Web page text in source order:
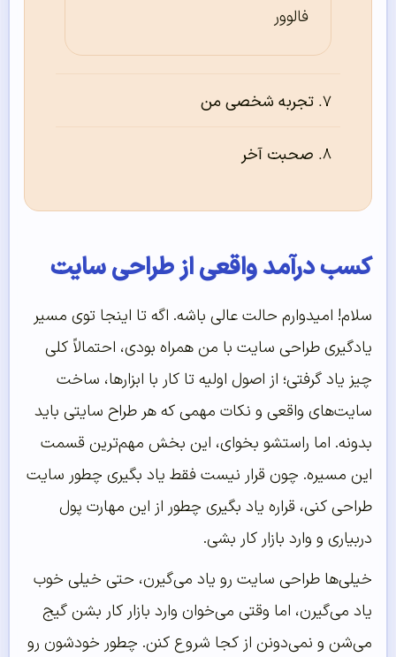
فالوور
تجربه شخصی من
صحبت آخر
کسب درآمد واقعی از طراحی سایت
سلام! امیدوارم حالت عالی باشه. اگه تا اینجا توی مسیر
یادگیری طراحی سایت با من همراه بودی، احتمالاً کلی
چیز یاد گرفتی؛ از اصول اولیه تا کار با ابزارها، ساخت
سایت‌های واقعی و نکات مهمی که هر طراح سایتی باید
بدونه. اما راستشو بخوای، این بخش مهم‌ترین قسمت
این مسیره. چون قرار نیست فقط یاد بگیری چطور سایت
طراحی کنی، قراره یاد بگیری چطور از این مهارت پول
دربیاری و وارد بازار کار بشی.
خیلی‌ها طراحی سایت رو یاد می‌گیرن، حتی خیلی خوب
یاد می‌گیرن، اما وقتی می‌خوان وارد بازار کار بشن گیج
می‌شن و نمی‌دونن از کجا شروع کنن. چطور خودشون رو